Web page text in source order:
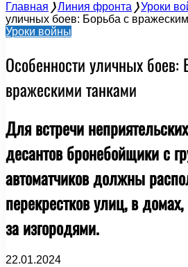
Главная ❭Линия фронта ❭Уроки
уличных боев: Борьба с
Уроки войны
Особенности уличных боев:
вражескими танками
Для встречи
десантов бронебойщики с
автоматчиков должны
перекрестков улиц, в
за изгородями.
22.01.2024